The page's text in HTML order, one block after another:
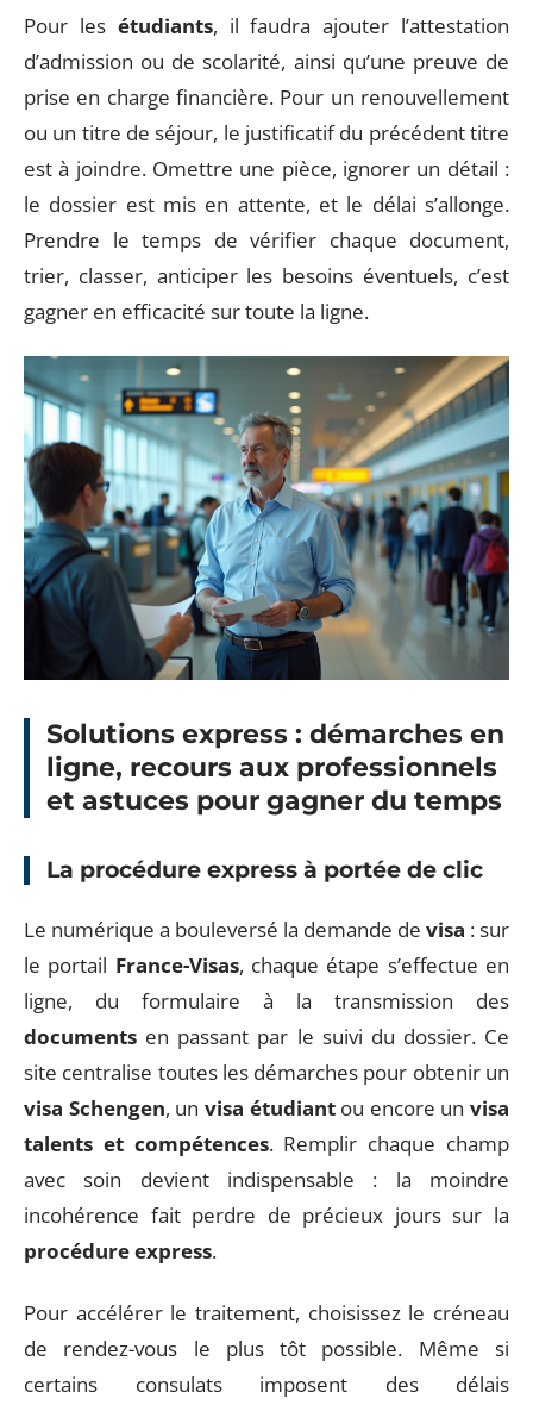
Pour les étudiants, il faudra ajouter l’attestation
d’admission ou de scolarité, ainsi qu’une preuve de
prise en charge financière. Pour un renouvellement
ou un titre de séjour, le justificatif du précédent titre
est à joindre. Omettre une pièce, ignorer un détail :
le dossier est mis en attente, et le délai s’allonge.
Prendre le temps de vérifier chaque document,
trier, classer, anticiper les besoins éventuels, c’est
gagner en efficacité sur toute la ligne.
Solutions express : démarches en
ligne, recours aux professionnels
et astuces pour gagner du temps
La procédure express à portée de clic
Le numérique a bouleversé la demande de visa : sur
le portail France-Visas, chaque étape s’effectue en
ligne, du formulaire à la transmission des
documents en passant par le suivi du dossier. Ce
site centralise toutes les démarches pour obtenir un
visa Schengen, un visa étudiantou encore un visa
talents et compétences. Remplir chaque champ
avec soin devient indispensable : la moindre
incohérence fait perdre de précieux jours sur la
procédure express.
Pour accélérer le traitement, choisissez le créneau
de rendez-vous le plus tôt possible. Même si
certains consulats imposent des délais